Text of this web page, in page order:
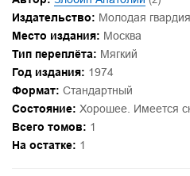
Издательство: Молодая гвардия
Место издания: Москва
Тип переплёта: Мягкий
Год издания: 1974
Формат: Стандартный
Состояние: Хорошее. Имеется
Всего томов: 1
На остатке: 1